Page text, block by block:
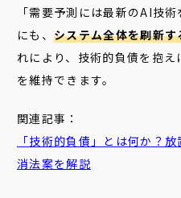
「需要予測には最新のAI技
にも、 システム全体を刷新
れにより、技術的負債を抱
を維持できます。
関連記事：
「技術的負債 」とは何か？
消法案を解説